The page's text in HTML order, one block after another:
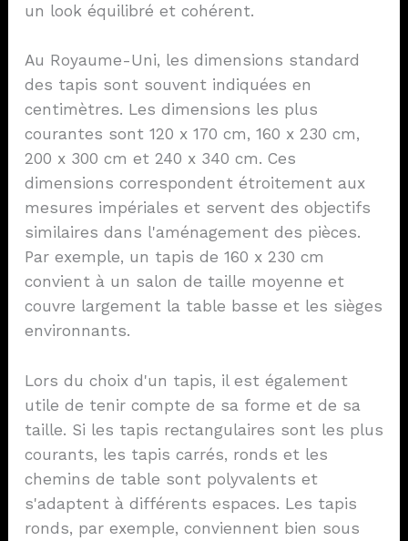
un look équilibré et cohérent.
Au Royaume-Uni, les dimensions standard
des tapis sont souvent indiquées en
centimètres. Les dimensions les plus
courantes sont 120 x 170 cm, 160 x 230 cm,
200 x 300 cm et 240 x 340 cm. Ces
dimensions correspondent étroitement aux
mesures impériales et servent des objectifs
similaires dans l'aménagement des pièces.
Par exemple, un tapis de 160 x 230 cm
convient à un salon de taille moyenne et
couvre largement la table basse et les sièges
environnants.
Lors du choix d'un tapis, il est également
utile de tenir compte de sa forme et de sa
taille. Si les tapis rectangulaires sont les plus
courants, les tapis carrés, ronds et les
chemins de table sont polyvalents et
s'adaptent à différents espaces. Les tapis
ronds, par exemple, conviennent bien sous